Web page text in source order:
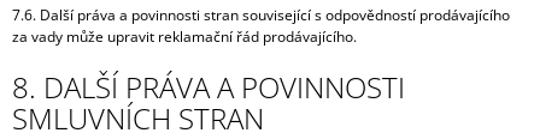
7.6. Další práva a povinnosti stran související s odpovědností prodávajícího
za vady může upravit reklamační řád prodávajícího.
8. DALŠÍ PRÁVA A POVINNOSTI
SMLUVNÍCH STRAN